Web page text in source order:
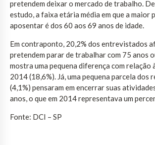
pretendem deixar o mercado de trabalho.
estudo, a faixa etária média em que a maior
aposentar é dos 60 aos 69 anos de idade.
Em contraponto, 20,2% dos entrevistados
pretendem parar de trabalhar com 75 anos
mostra uma pequena diferença com relação
2014 (18,6%). Já, uma pequena parcela dos
(4,1%) pensaram em encerrar suas
anos, o que em 2014 representava um
Fonte: DCI – SP